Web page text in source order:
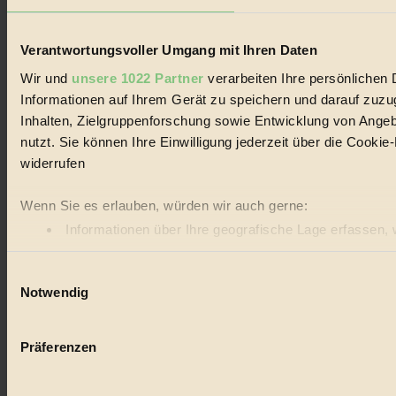
Verantwortungsvoller Umgang mit Ihren Daten
Wir und unsere 1022 Partner verarbeiten Ihre persönlichen
Informationen auf Ihrem Gerät zu speichern und darauf
Inhalten, Zielgruppenforschung sowie Entwicklung von
nutzt. Sie können Ihre Einwilligung jederzeit über die
widerrufen
Wenn Sie es erlauben, würden wir auch gerne:
Informationen über Ihre geografische Lage
Ihr Gerät durch aktives Scannen nach bestimmten
biorama.euist werbefinanziert und deswegen für dich
Notwendig
Präferenzen